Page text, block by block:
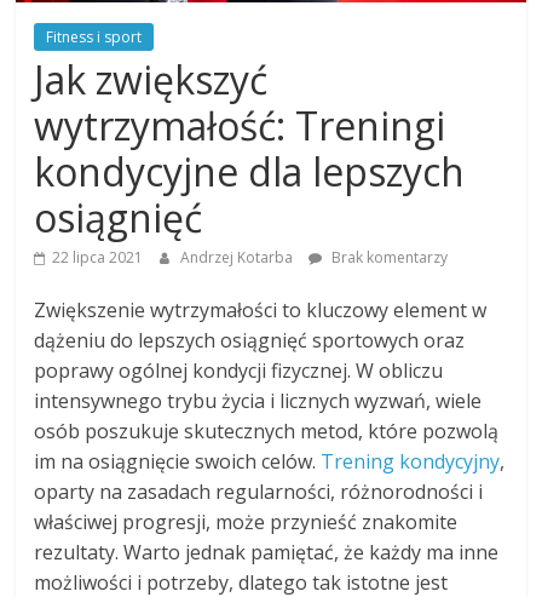
Fitness i sport
Jak zwiększyć
wytrzymałość: Treningi
kondycyjne dla lepszych
osiągnięć
22 lipca 2021 Andrzej Kotarba Brak komentarzy
Zwiększenie wytrzymałości to kluczowy element w
dążeniu do lepszych osiągnięć sportowych oraz
poprawy ogólnej kondycji fizycznej. W obliczu
intensywnego trybu życia i licznych wyzwań, wiele
osób poszukuje skutecznych metod, które pozwolą
im na osiągnięcie swoich celów. Trening kondycyjny,
oparty na zasadach regularności, różnorodności i
właściwej progresji, może przynieść znakomite
rezultaty. Warto jednak pamiętać, że każdy ma inne
możliwości i potrzeby, dlatego tak istotne jest